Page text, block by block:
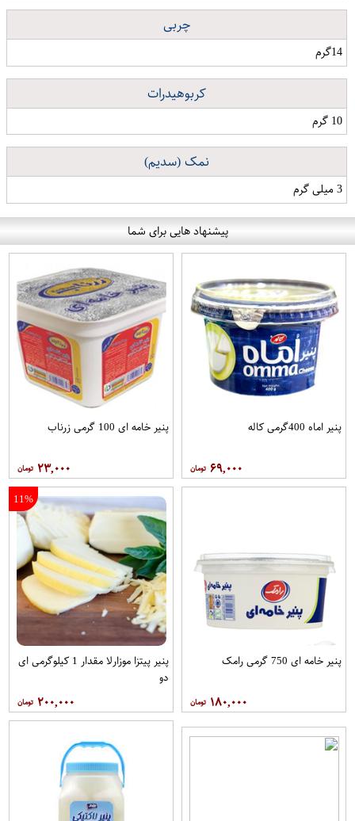
چربی
14گرم
کربوهیدرات
10 گرم
نمک (سدیم)
3 میلی گرم
پیشنهاد هایی برای شما
پنیر اماه 400گرمی کاله
۶۹,۰۰۰
پنیر خامه ای 100 گرمی زرناب
۲۳,۰۰۰
پنیر خامه ای 750 گرمی رامک
۱۸۰,۰۰۰
11%
پنیر پیتزا موزارلا مقدار 1 کیلوگرمی ای
دو
۲۰۰,۰۰۰